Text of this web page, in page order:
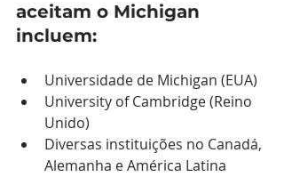
aceitam o Michigan
incluem:
Universidade de Michigan (EUA)
University of Cambridge (Reino
Unido)
Diversas instituições no Canadá,
Alemanha e América Latina